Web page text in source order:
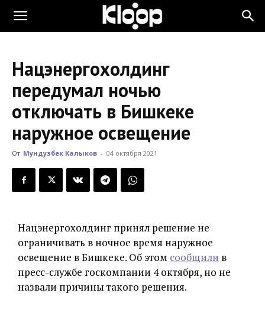
KLOOP.KG
Новости
Кыргызстана
Нацэнергохолдинг
передумал ночью
отключать в Бишкеке
наружное освещение
От Мундузбек Калыков - 04 октября 2021
Нацэнергохолдинг принял решение не
ограничивать в ночное время наружное
освещение в Бишкеке. Об этом сообщили в
пресс-службе госкомпании 4 октября, но не
назвали причины такого решения.